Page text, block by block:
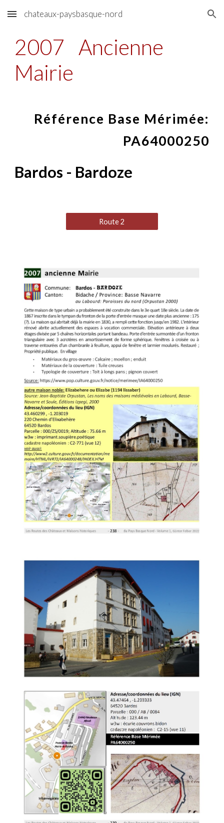
Skip to main content Skip to navigation
chateaux-paysbasque-nord
2007
Ancienne
Mairie
Référence Base Mérimée:
PA64000250
Bardos - Bardoze
Route 2